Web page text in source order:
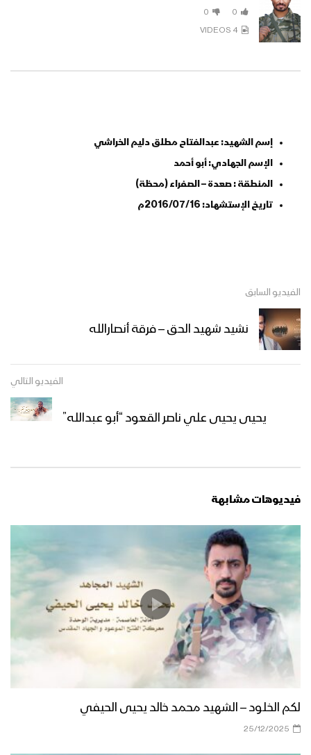
0
0
4 VIDEOS
إسم الشهيد: عبدالفتاح مطلق دليم الخراشي
الإسم الجهادي: أبو أحمد
المنطقة : صعدة – الصفراء (محظة)
تاريخ الإستشهاد: 2016/07/16م
الفيديو السابق
نشيد شهيد الحق – فرقة أنصارالله
الفيديو التالي
يحيى يحيى علي ناصر القعود “أبو عبدالله”
فيديوهات مشابهة
لكم الخلود – الشهيد محمد خالد يحيى الحيفي
25/12/2025